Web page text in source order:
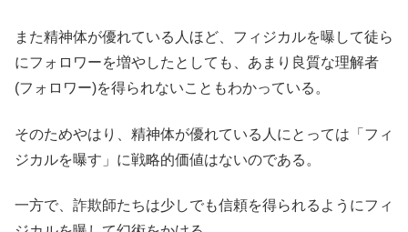
また精神体が優れている人ほど、フィジカルを曝して徒ら
にフォロワーを増やしたとしても、あまり良質な理解者
(フォロワー)を得られないこともわかっている。
そのためやはり、精神体が優れている人にとっては「フィ
ジカルを曝す」に戦略的価値はないのである。
一方で、詐欺師たちは少しでも信頼を得られるようにフィ